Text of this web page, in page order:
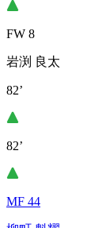
FW 8
岩渕 良太
82’
82’
MF 44